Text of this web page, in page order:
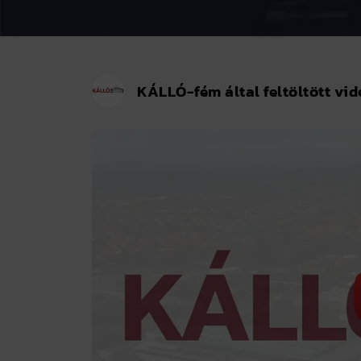
KÁLLÓ-fém által feltöltött